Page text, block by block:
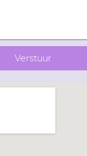
Verstuur